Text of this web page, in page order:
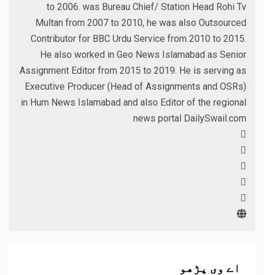
to 2006. was Bureau Chief/ Station Head Rohi Tv
Multan from 2007 to 2010, he was also Outsourced
Contributor for BBC Urdu Service from 2010 to 2015.
He also worked in Geo News Islamabad as Senior
Assignment Editor from 2015 to 2019. He is serving as
Executive Producer (Head of Assignments and OSRs)
in Hum News Islamabad and also Editor of the regional
news portal DailySwail.com
اے وی پڑھو